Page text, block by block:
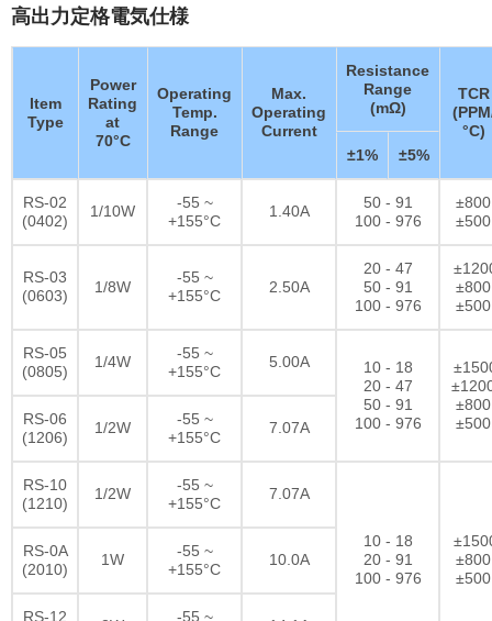
高出力定格電気仕様
Item
Type
Power
Rating
at
70°C
Operating
Temp.
Range
Max.
Operating
Current
Resistance
Range
(mΩ)
TCR
°C)
±1%
±5%
RS-02
(0402)
1/10W
-55 ~
+155°C
1.40A
50 - 91
100 - 976
±800
±500
RS-03
(0603)
1/8W
-55 ~
+155°C
2.50A
20 - 47
50 - 91
100 - 976
±800
±500
RS-05
(0805)
1/4W
-55 ~
+155°C
5.00A
10 - 18
20 - 47
50 - 91
100 - 976
±800
±500
RS-06
(1206)
1/2W
-55 ~
+155°C
7.07A
RS-10
(1210)
1/2W
-55 ~
+155°C
7.07A
10 - 18
20 - 91
100 - 976
±800
±500
RS-0A
(2010)
1W
-55 ~
+155°C
10.0A
RS-12
-55 ~